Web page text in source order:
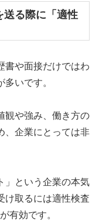
送る際に「適性
書や面接だけではわ
いです。
観や強み、働き方の
、企業にとっては非
」という企業の本気
け取るには適性検査
有効です。